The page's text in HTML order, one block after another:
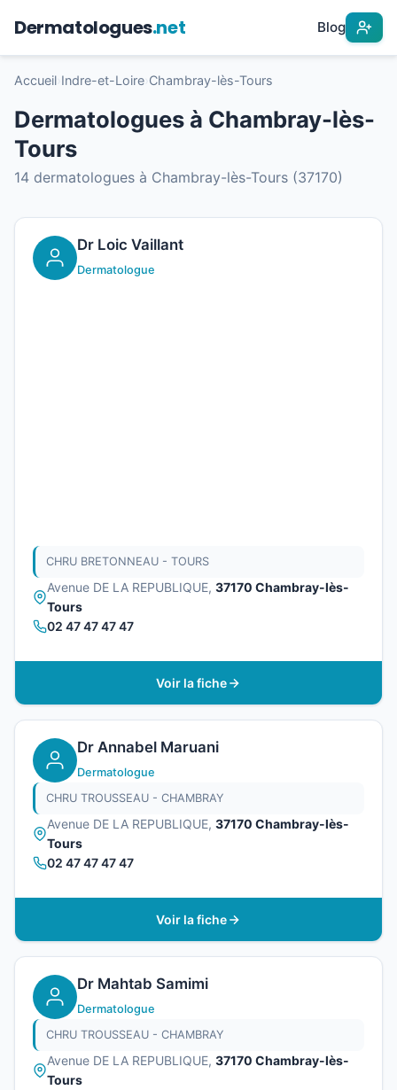
Dermatologues.net Blog
Accueil Indre-et-Loire Chambray-lès-Tours
Dermatologues à Chambray-lès-
Tours
14 dermatologues à Chambray-lès-Tours (37170)
Dr Loic Vaillant
Dermatologue
CHRU BRETONNEAU - TOURS
Avenue DE LA REPUBLIQUE, 37170 Chambray-lès-
Tours
02 47 47 47 47
Voir la fiche
Dr Annabel Maruani
Dermatologue
CHRU TROUSSEAU - CHAMBRAY
Avenue DE LA REPUBLIQUE, 37170 Chambray-lès-
Tours
02 47 47 47 47
Voir la fiche
Dr Mahtab Samimi
Dermatologue
CHRU TROUSSEAU - CHAMBRAY
Avenue DE LA REPUBLIQUE, 37170 Chambray-lès-
Tours